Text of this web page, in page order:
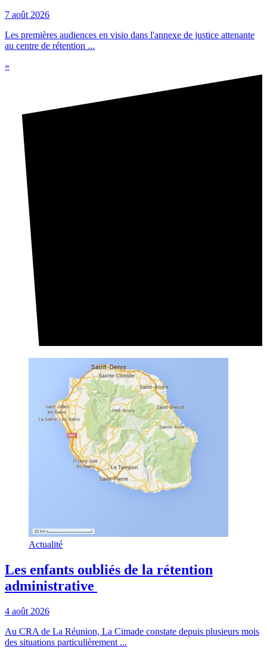
7 août 2026
Les premières audiences en visio dans l'annexe de justice attenante
au centre de rétention ...
»
Actualité
Les enfants oubliés de la rétention
administrative
4 août 2026
Au CRA de La Réunion, La Cimade constate depuis plusieurs mois
des situations particulièrement ...